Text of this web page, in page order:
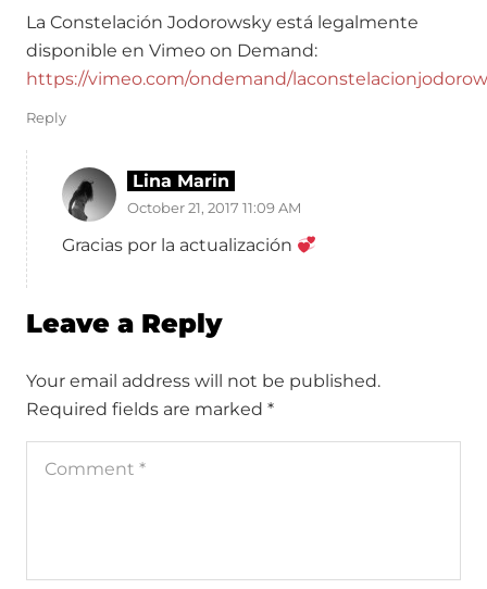
La Constelación Jodorowsky está legalmente
disponible en Vimeo on Demand:
https://vimeo.com/ondemand/
Reply
Lina Marin
October 21, 2017 11:09 AM
Gracias por la actualización
Leave a Reply
Your email address will not be published.
Required fields are marked *